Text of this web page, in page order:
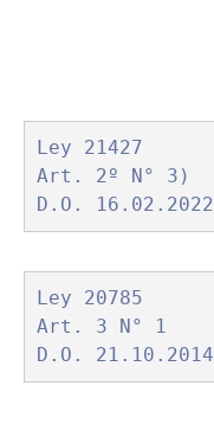
Ley 21427
Art. 2º N° 3)
D.O. 16.02.2022
Ley 20785
Art. 3 N° 1
D.O. 21.10.2014